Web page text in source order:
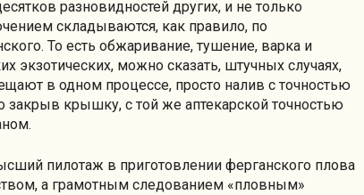
разновидностей других, и не только
складываются, как правило, по
То есть обжаривание, тушение, варка и
экзотических, можно сказать, штучных случаях,
в одном процессе, просто налив с точностью
закрыв крышку, с той же аптекарской точностью
пилотаж в приготовлении ферганского плова
а грамотным следованием «пловным»